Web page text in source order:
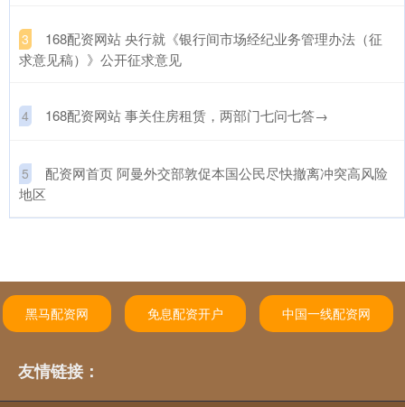
3
​168配资网站 央行就《银行间市场经纪业务管理办法（征
求意见稿）》公开征求意见
4 ​168配资网站 事关住房租赁，两部门七问七答→
5
​配资网首页 阿曼外交部敦促本国公民尽快撤离冲突高风险
地区
黑马配资网 免息配资开户 中国一线配资网
友情链接：